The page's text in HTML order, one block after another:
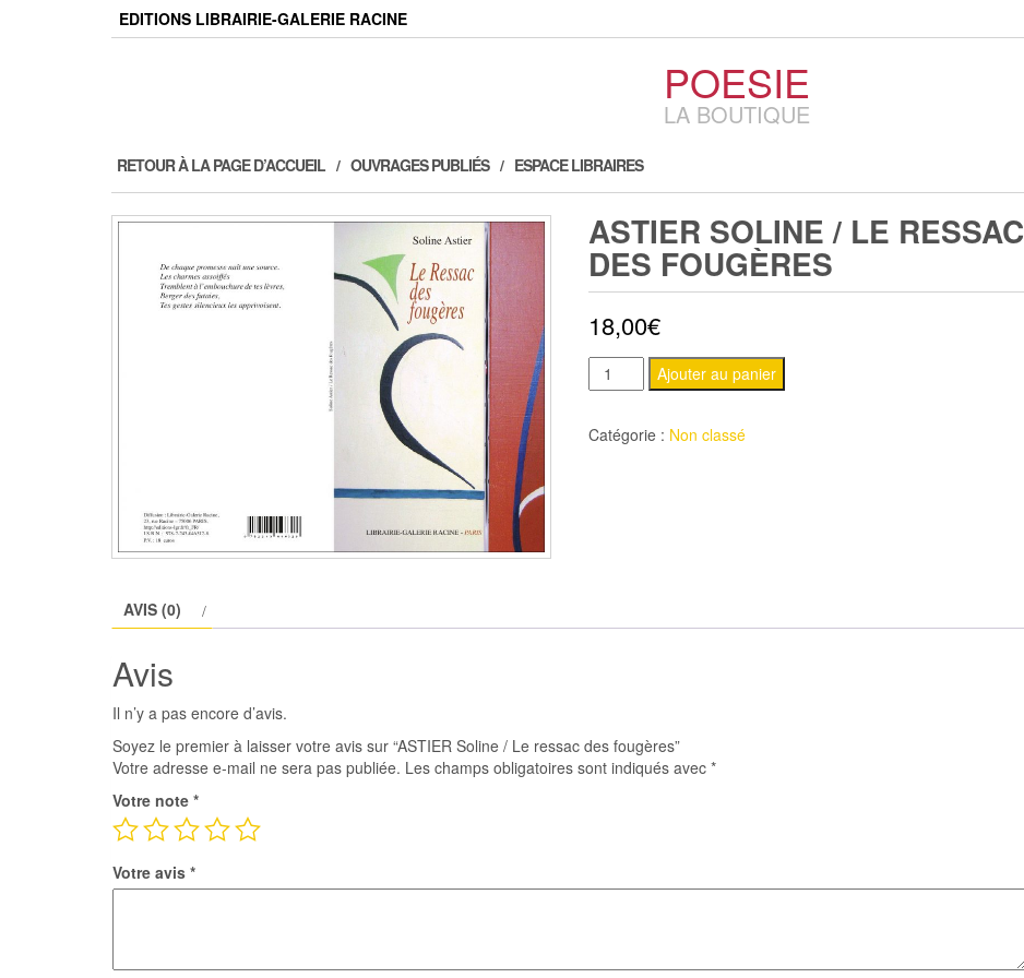
EDITIONS LIBRAIRIE-GALERIE RACINE
POESIE
LA BOUTIQUE
RETOUR À LA PAGE D’ACCUEIL OUVRAGES PUBLIÉS ESPACE LIBRAIRES
ASTIER SOLINE / LE RESSAC
DES FOUGÈRES
18,00€
quantité
de
ASTIER
Soline
Ajouter au panier
Catégorie : Non classé
AVIS (0)
Avis
Il n’y a pas encore d’avis.
Soyez le premier à laisser votre avis sur “ASTIER Soline / Le ressac des fougères”
Votre adresse e-mail ne sera pas publiée. Les champs obligatoires sont indiqués avec *
Votre note *
Votre avis *